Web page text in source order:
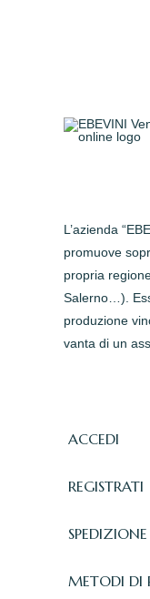
L’azienda
promuove
propria
Salerno…).
produzione
vanta di un
ACCEDI
REGISTRATI
SPEDIZIONE
METODI DI